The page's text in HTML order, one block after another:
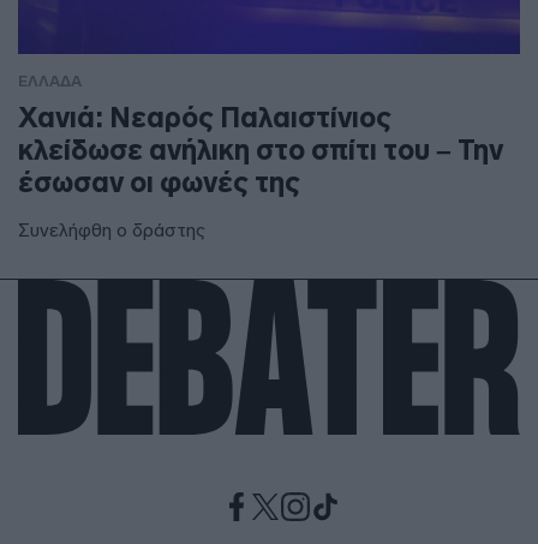
ΕΛΛΑΔΑ
Χανιά: Νεαρός Παλαιστίνιος
κλείδωσε ανήλικη στο σπίτι του – Την
έσωσαν οι φωνές της
Συνελήφθη ο δράστης